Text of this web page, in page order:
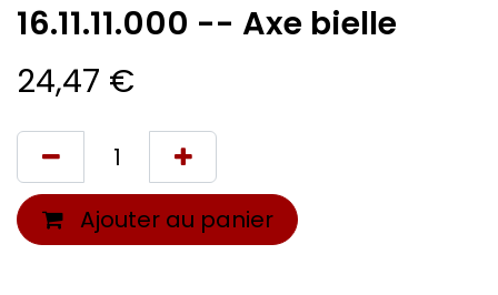
16.11.11.000 -- Axe bielle
24,47 €
Ajouter au panier